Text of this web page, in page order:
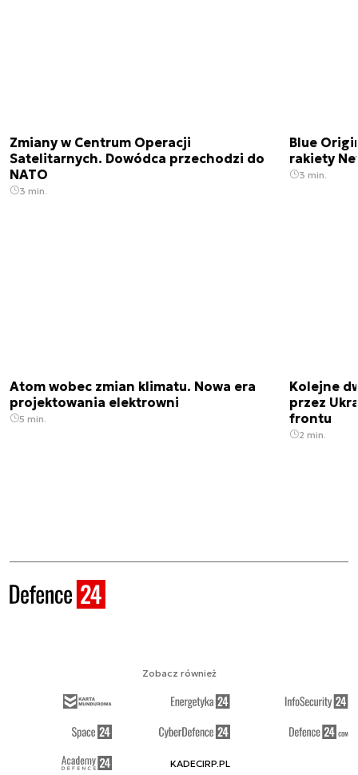
Zmiany w Centrum Operacji
Satelitarnych. Dowódca przechodzi do
NATO
3 min.
Blue
rakiety
3 min.
Atom wobec zmian klimatu. Nowa era
projektowania elektrowni
5 min.
Kolejne
przez
frontu
2 min.
Zobacz również
KADECIRP.PL